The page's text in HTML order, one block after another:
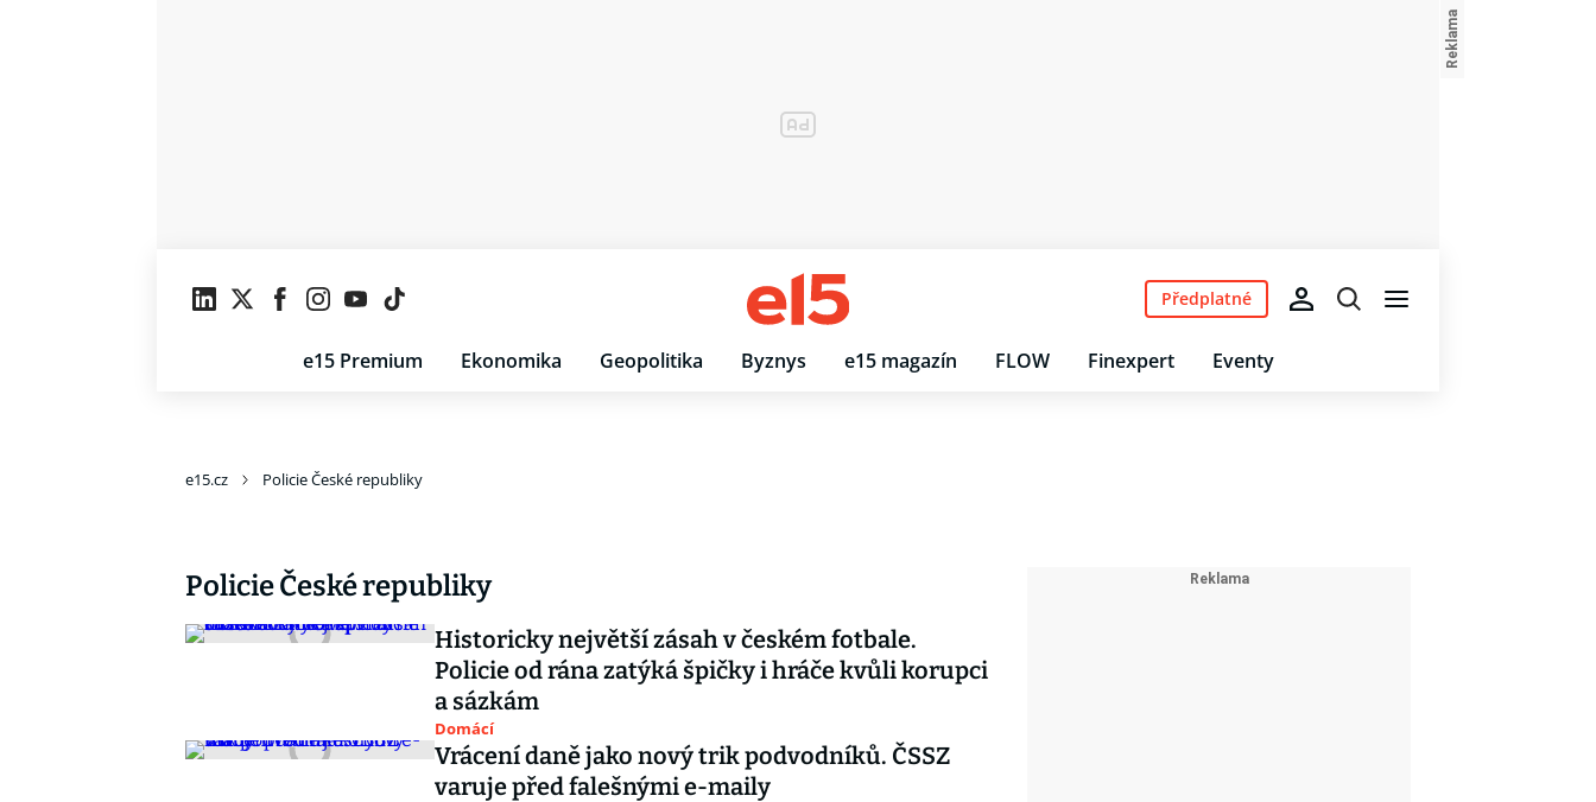
e15 Premium Ekonomika Geopolitika Byznys e15 magazín FLOW Finexpert Eventy
Předplatné
e15.cz Policie České republiky
Policie České republiky
Historicky největší zásah v českém fotbale.
Policie od rána zatýká špičky i hráče kvůli korupci
a sázkám
Domácí
Vrácení daně jako nový trik podvodníků. ČSSZ
varuje před falešnými e-maily